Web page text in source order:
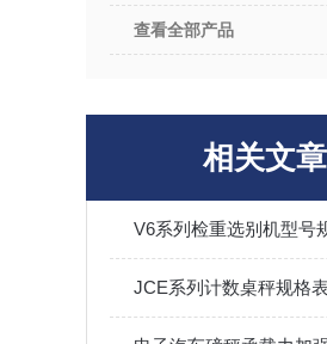
查看全部产品
相关文章
V6系列检重选别机型号
JCE系列计数桌秤规格